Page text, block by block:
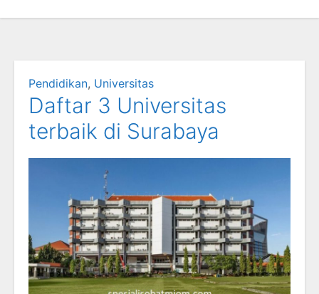
Pendidikan, Universitas
Daftar 3 Universitas
terbaik di Surabaya